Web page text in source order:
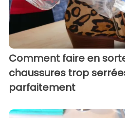
Comment faire en
chaussures trop
parfaitement